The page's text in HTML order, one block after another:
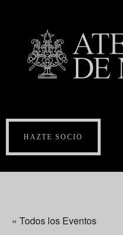
HAZTE SOCIO
« Todos los Eventos